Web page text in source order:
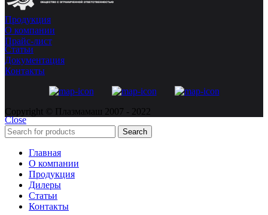
Продукция
О компании
Прайс-лист
Статьи
Документация
Контакты
Copyright © Плазмамаш 2007 - 2022
Close
Search
Главная
О компании
Продукция
Дилеры
Статьи
Контакты